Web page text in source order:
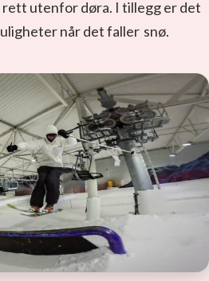
utenfor døra. I tillegg er det
når det faller snø.